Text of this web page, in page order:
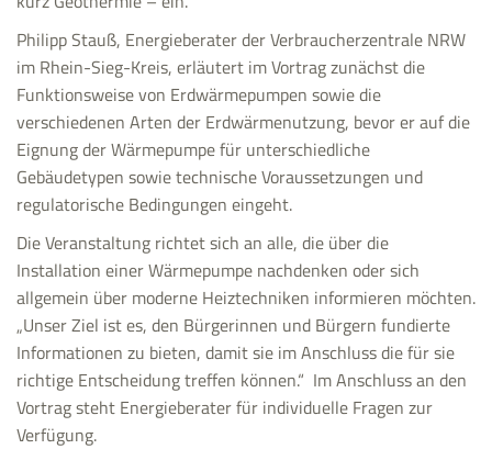
Philipp Stauß, Energieberater der Verbraucherzentrale NRW
im Rhein-Sieg-Kreis, erläutert im Vortrag zunächst die
Funktionsweise von Erdwärmepumpen sowie die
verschiedenen Arten der Erdwärmenutzung, bevor er auf die
Eignung der Wärmepumpe für unterschiedliche
Gebäudetypen sowie technische Voraussetzungen und
regulatorische Bedingungen eingeht.
Die Veranstaltung richtet sich an alle, die über die
Installation einer Wärmepumpe nachdenken oder sich
allgemein über moderne Heiztechniken informieren möchten.
„Unser Ziel ist es, den Bürgerinnen und Bürgern fundierte
Informationen zu bieten, damit sie im Anschluss die für sie
richtige Entscheidung treffen können.“ Im Anschluss an den
Vortrag steht Energieberater für individuelle Fragen zur
Verfügung.